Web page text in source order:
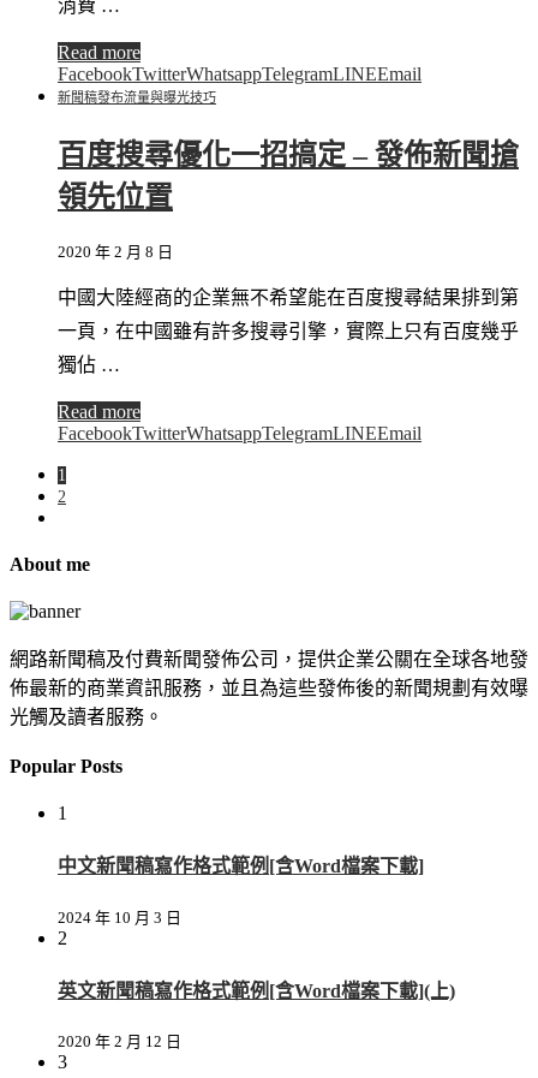
消費 …
Read more
FacebookTwitterWhatsappTelegramLINEEmail
新聞稿發布流量與曝光技巧
百度搜尋優化一招搞定 – 發佈新聞搶
領先位置
2020 年 2 月 8 日
中國大陸經商的企業無不希望能在百度搜尋結果排到第
一頁，在中國雖有許多搜尋引擎，實際上只有百度幾乎
獨佔 …
Read more
FacebookTwitterWhatsappTelegramLINEEmail
1
2
About me
網路新聞稿及付費新聞發佈公司，提供企業公關在全球各地發
佈最新的商業資訊服務，並且為這些發佈後的新聞規劃有效曝
光觸及讀者服務。
Popular Posts
1
中文新聞稿寫作格式範例[含Word檔案下載]
2024 年 10 月 3 日
2
英文新聞稿寫作格式範例[含Word檔案下載](上)
2020 年 2 月 12 日
3